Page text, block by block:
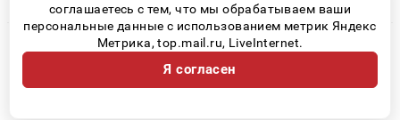
© 2026 «Kurgan-Live» | Все права защищены
Возрастная категория сайта 16+
Политика конфиденциальности
соглашаетесь с тем, что мы обрабатываем ваши
персональные данные с использованием метрик Яндекс
Метрика, top.mail.ru, LiveInternet.
Я согласен